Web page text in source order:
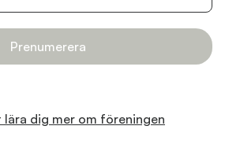
Prenumerera
dig mer om föreningen